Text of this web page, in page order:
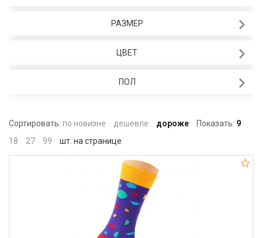
РАЗМЕР
ЦВЕТ
ПОЛ
Сортировать: по новизне дешевле дороже Показать: 9
18
27 99 шт. на странице